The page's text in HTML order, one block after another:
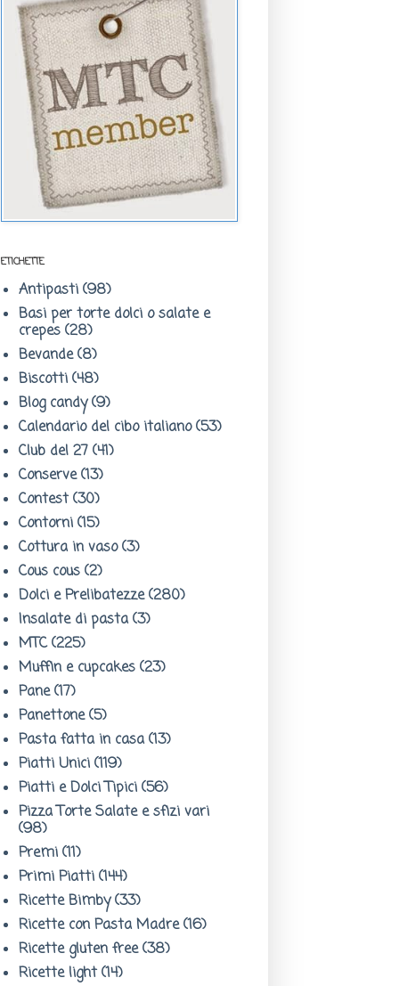
ETICHETTE
Antipasti (98)
Basi per torte dolci o salate e
crepes (28)
Bevande (8)
Biscotti (48)
Blog candy (9)
Calendario del cibo italiano (53)
Club del 27 (41)
Conserve (13)
Contest (30)
Contorni (15)
Cottura in vaso (3)
Cous cous (2)
Dolci e Prelibatezze (280)
Insalate di pasta (3)
MTC (225)
Muffin e cupcakes (23)
Pane (17)
Panettone (5)
Pasta fatta in casa (13)
Piatti Unici (119)
Piatti e Dolci Tipici (56)
Pizza Torte Salate e sfizi vari
(98)
Premi (11)
Primi Piatti (144)
Ricette Bimby (33)
Ricette con Pasta Madre (16)
Ricette gluten free (38)
Ricette light (14)